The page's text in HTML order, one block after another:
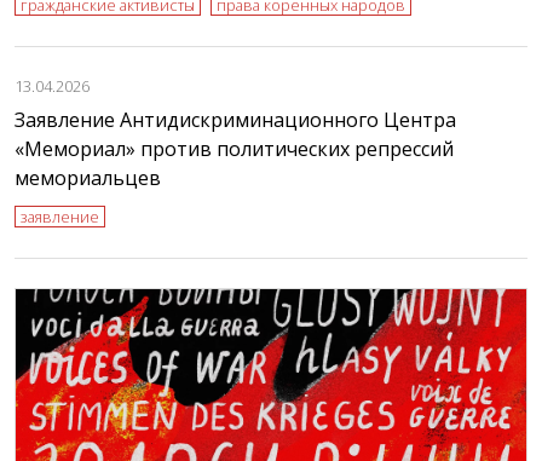
гражданские активисты права коренных народов
13.04.2026
Заявление Антидискриминационного Центра
«Мемориал» против политических репрессий
мемориальцев
заявление